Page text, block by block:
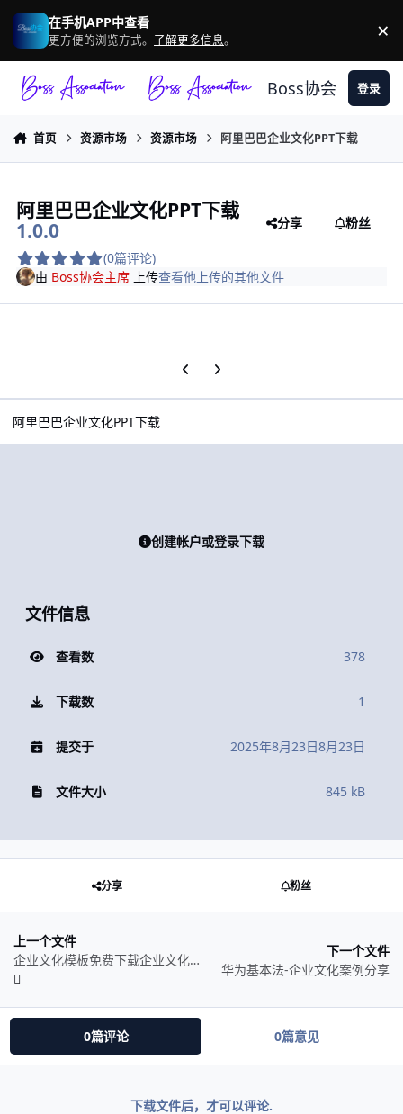
跳转到帖子
在手机APP中查看
更方便的浏览方式。 了解更多信息。 ×
Boss协会 登录
首页 资源市场 资源市场 阿里巴巴企业文化PPT下载
阿里巴巴企业文化PPT下载
1.0.0
(0篇评论)
分享 粉丝
由 Boss协会主席 上传查看他上传的其他文件
上一张轮播幻灯片
下一张轮播幻灯片
阿里巴巴企业文化PPT下载
创建帐户或登录下载
文件信息
查看数 378
下载数 1
提交于 2025年8月23日8月23日
文件大小 845 kB
分享 粉丝
上一个文件
企业文化模板免费下载企业文化PPT模版
下一个文件
华为基本法-企业文化案例分享
0篇评论 0篇意见
下载文件后，才可以评论.